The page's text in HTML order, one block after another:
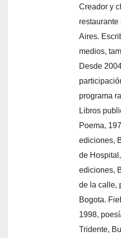
Creador y
Aires.
medios,
Desde
programa
Libros
Poema,
ediciones,
de
ediciones,
de la calle,
Bogota.
1998,
Tridente,